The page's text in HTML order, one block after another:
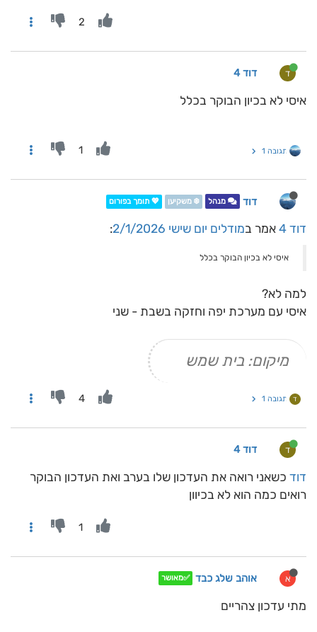
2
ד דוד 4
איסי לא בכיון הבוקר בכלל
תגובה 1 1
דוד מנהל ❄️ משקיען 💖 תומך בפורום
דוד 4 אמר במודלים יום שישי 2/1/2026 :
איסי לא בכיון הבוקר בכלל
למה לא?
איסי עם מערכת יפה וחזקה בשבת - שני
מיקום: בית שמש
ד תגובה 1 4
ד דוד 4
דוד כשאני רואה את העדכון שלו בערב ואת העדכון הבוקר
רואים כמה הוא לא בכיוון
1
א אוהב שלג כבד ✅מאושר
מתי עדכון צהריים